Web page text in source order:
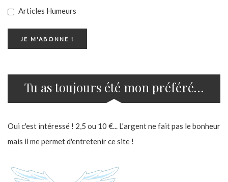
Articles Humeurs
Tu as toujours été mon préféré…
Oui c'est intéressé ! 2,5 ou 10 €... L'argent ne fait pas le bonheur
mais il me permet d'entretenir ce site !